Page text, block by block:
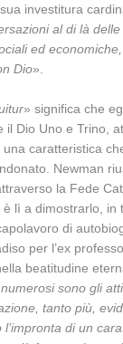
investitura
al di là
ed
Dio».
» significa che
il Dio Uno e Trino,
caratteristica
Newman
la Fede
è lì a dimostrarlo, in
di
per l’ex
beatitudine
numerosi sono gli
tanto più,
di un